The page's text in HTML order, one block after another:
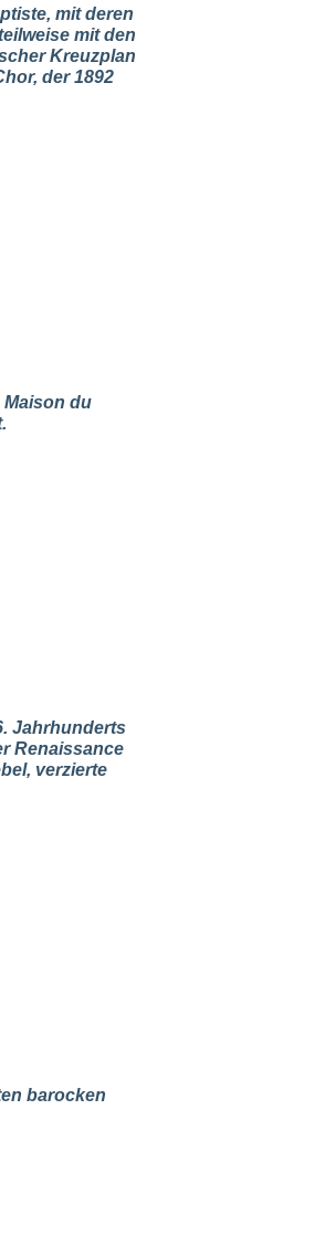
mit deren
mit den
Kreuzplan
der 1892
Maison du
Jahrhunderts
Renaissance
verzierte
barocken